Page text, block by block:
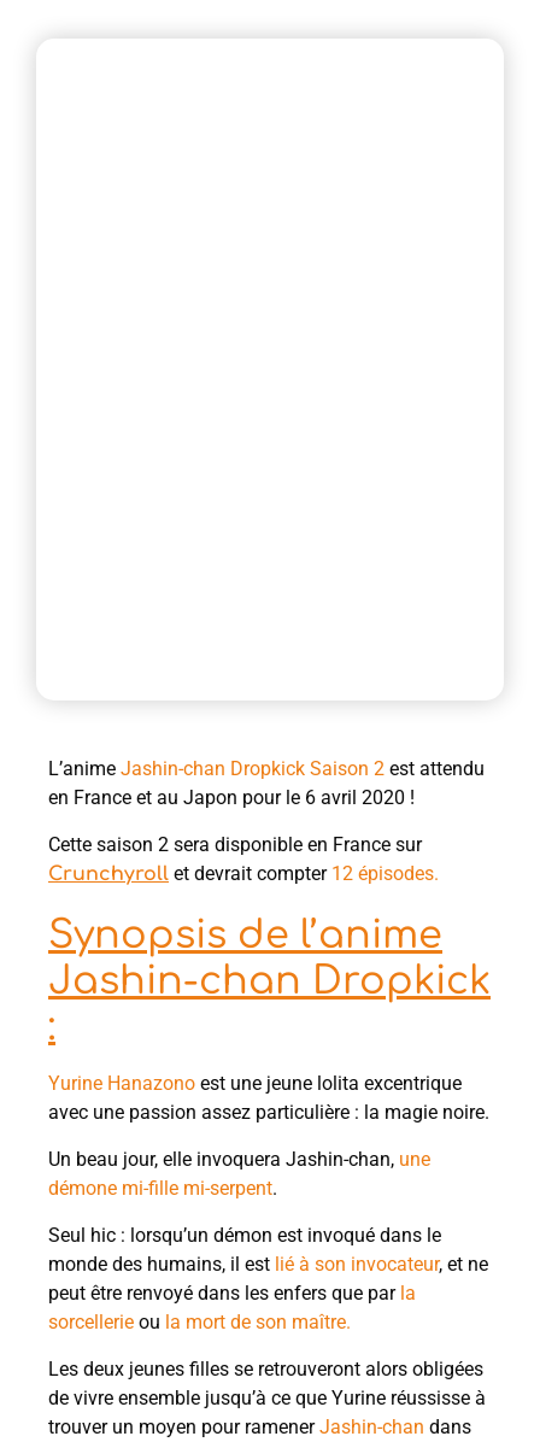
L’anime Jashin-chan Dropkick Saison 2 est attendu
en France et au Japon pour le 6 avril 2020 !
Cette saison 2 sera disponible en France sur
Crunchyroll et devrait compter 12 épisodes.
Synopsis de l’anime
Jashin-chan Dropkick
:
Yurine Hanazono est une jeune lolita excentrique
avec une passion assez particulière : la magie noire.
Un beau jour, elle invoquera Jashin-chan, une
démone mi-fille mi-serpent.
Seul hic : lorsqu’un démon est invoqué dans le
monde des humains, il est lié à son invocateur, et ne
peut être renvoyé dans les enfers que par la
sorcellerie ou la mort de son maître.
Les deux jeunes filles se retrouveront alors obligées
de vivre ensemble jusqu’à ce que Yurine réussisse à
trouver un moyen pour ramenerJashin-chan dans